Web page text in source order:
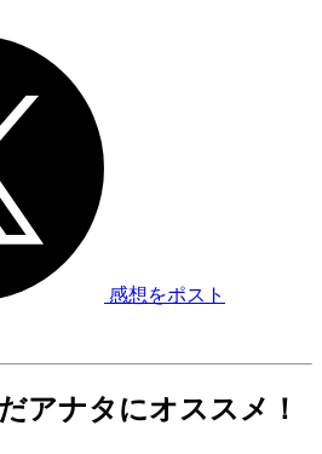
感想をポスト
アナタにオススメ！